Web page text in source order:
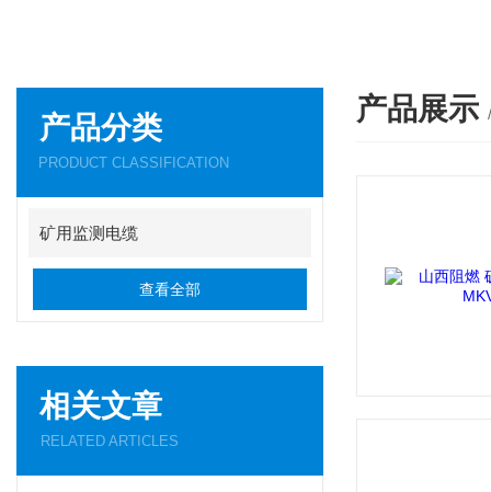
产品分类
PRODUCT CLASSIFICATION
矿用监测电缆
查看全部
相关文章
RELATED ARTICLES
产品展示